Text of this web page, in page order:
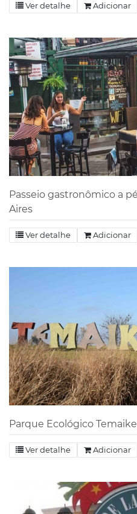
Ver detalhe Adicionar
Passeio gastronômico a
Aires
Ver detalhe Adicionar
Parque Ecológico
Ver detalhe Adicionar